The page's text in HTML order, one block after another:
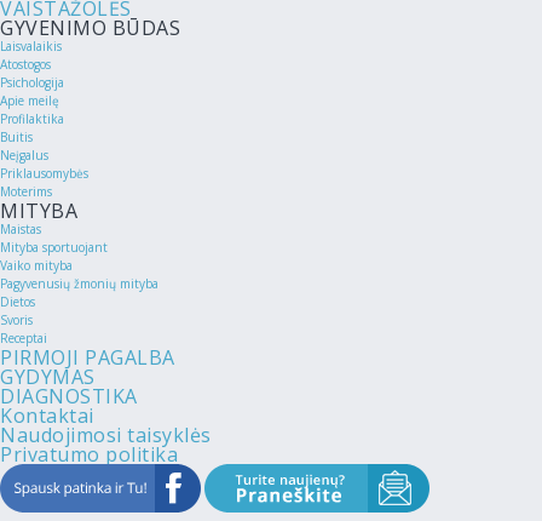
VAISTAŽOLĖS
GYVENIMO BŪDAS
Laisvalaikis
Atostogos
Psichologija
Apie meilę
Profilaktika
Buitis
Neįgalus
Priklausomybės
Moterims
MITYBA
Maistas
Mityba sportuojant
Vaiko mityba
Pagyvenusių žmonių mityba
Dietos
Svoris
Receptai
PIRMOJI PAGALBA
GYDYMAS
DIAGNOSTIKA
Kontaktai
Naudojimosi taisyklės
Privatumo politika